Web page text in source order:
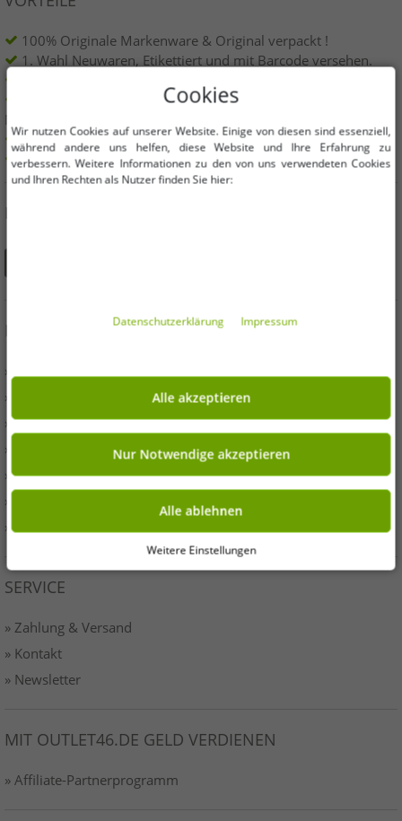
100% Originale Markenware & Original verpackt !
1. Wahl Neuwaren, Etikettiert und mit Barcode versehen.
Mindestbestellwert ist 199€ netto | Keine
Mindestbestellmenge
Angebote bis zu 90% günstiger
Freie Größen und Mengen Auswahl
DU FINDEST UNS AUCH AUF
INFORMATIONEN
» Unternehmen
» Ihre Vorteile
» Originalware und Auszeichnungen Outlet46
» Presse
» AGB
» Datenschutz
» Impressum-o46
SERVICE
» Zahlung & Versand
» Kontakt
» Newsletter
MIT OUTLET46.DE GELD VERDIENEN
» Affiliate-Partnerprogramm
Cookies
Wir nutzen Cookies auf unserer Website. Einige von diesen sind essenziell,
während andere uns helfen, diese Website und Ihre Erfahrung zu
verbessern. Weitere Informationen zu den von uns verwendeten Cookies
und Ihren Rechten als Nutzer finden Sie hier:
Daten­schutz­erklärung Impressum
Alle akzeptieren
Nur Notwendige akzeptieren
Alle ablehnen
Weitere Einstellungen